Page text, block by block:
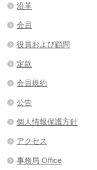
沿革
会員
役員および顧問
定款
会員規約
公告
個人情報保護方針
アクセス
事務局 Office